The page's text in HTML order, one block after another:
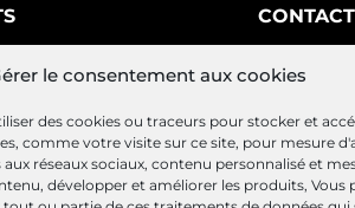
le consentement aux cookies
des cookies ou traceurs pour stocker et
comme votre visite sur ce site, pour mesure
réseaux sociaux, contenu personnalisé et
développer et améliorer les produits, Vous
CONTACT
AtelierD
88200
03 29 22 34